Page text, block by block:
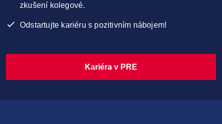
zkušení kolegové.
Odstartujte kariéru s pozitivním nábojem!
Kariéra v PRE